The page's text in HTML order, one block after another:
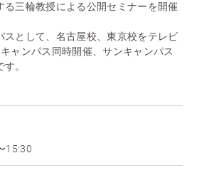
る三輪教授による公開セミナーを開催
スとして、名古屋校、東京校をテレビ
ャンパス同時開催、サンキャンパス
。
15:30